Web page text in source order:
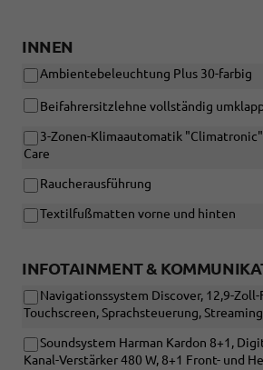
INNEN
Ambientebeleuchtung Plus 30-farbig
Beifahrersitzlehne vollständig
3-Zonen-Klimaautomatik
Care
Raucherausführung
Textilfußmatten vorne und hinten
INFOTAINMENT &
Navigationssystem Discover, 12,9-Zoll-
Touchscreen, Sprachsteuerung,
Soundsystem Harman Kardon 8+1,
Kanal-Verstärker 480 W, 8+1 Front- und